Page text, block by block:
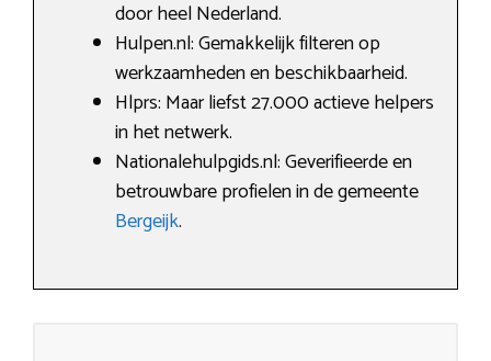
door heel Nederland.
Hulpen.nl: Gemakkelijk filteren op
werkzaamheden en beschikbaarheid.
Hlprs: Maar liefst 27.000 actieve helpers
in het netwerk.
Nationalehulpgids.nl: Geverifieerde en
betrouwbare profielen in de gemeente
Bergeijk.